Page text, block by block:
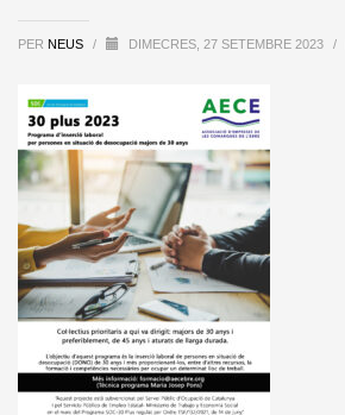
PER NEUS / DIMECRES, 27 SETEMBRE 2023 /